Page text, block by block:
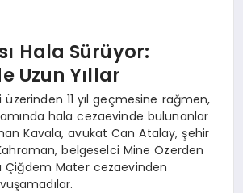
Hala Sürüyor:
Uzun Yıllar
üzerinden 11 yıl geçmesine rağmen,
hala cezaevinde bulunanlar
Kavala, avukat Can Atalay, şehir
belgeselci Mine Özerden
Çiğdem Mater cezaevinden